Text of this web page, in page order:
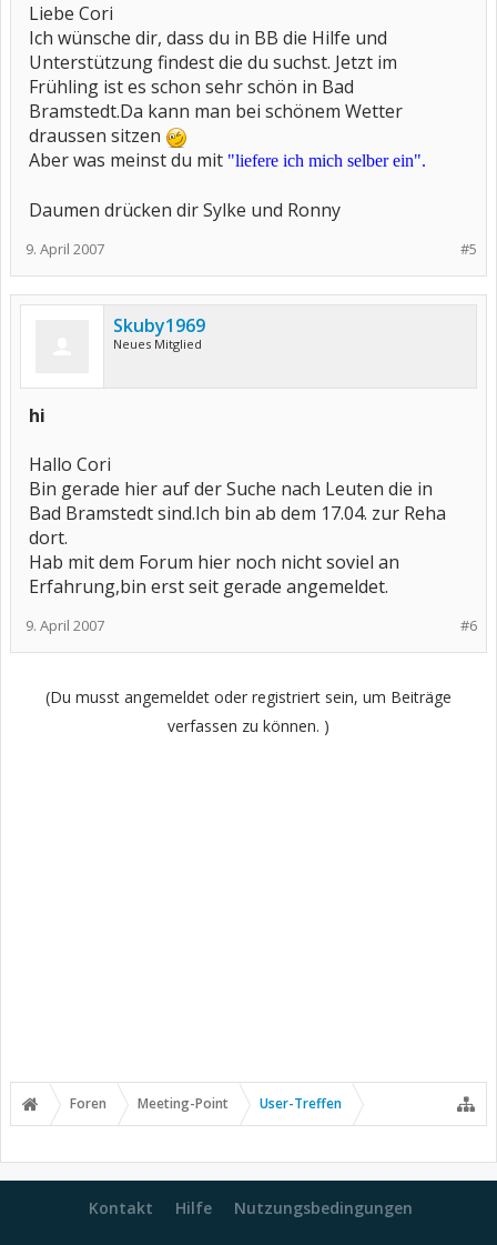
Liebe Cori
Ich wünsche dir, dass du in BB die Hilfe und
Unterstützung findest die du suchst. Jetzt im
Frühling ist es schon sehr schön in Bad
Bramstedt.Da kann man bei schönem Wetter
draussen sitzen
Aber was meinst du mit "liefere ich mich selber ein".
Daumen drücken dir Sylke und Ronny
#5
9. April 2007
Skuby1969
Neues Mitglied
hi
Hallo Cori
Bin gerade hier auf der Suche nach Leuten die in
Bad Bramstedt sind.Ich bin ab dem 17.04. zur Reha
dort.
Hab mit dem Forum hier noch nicht soviel an
Erfahrung,bin erst seit gerade angemeldet.
#6
9. April 2007
(Du musst angemeldet oder registriert sein, um Beiträge
verfassen zu können. )
Foren Meeting-Point User-Treffen
Kontakt Hilfe Nutzungsbedingungen